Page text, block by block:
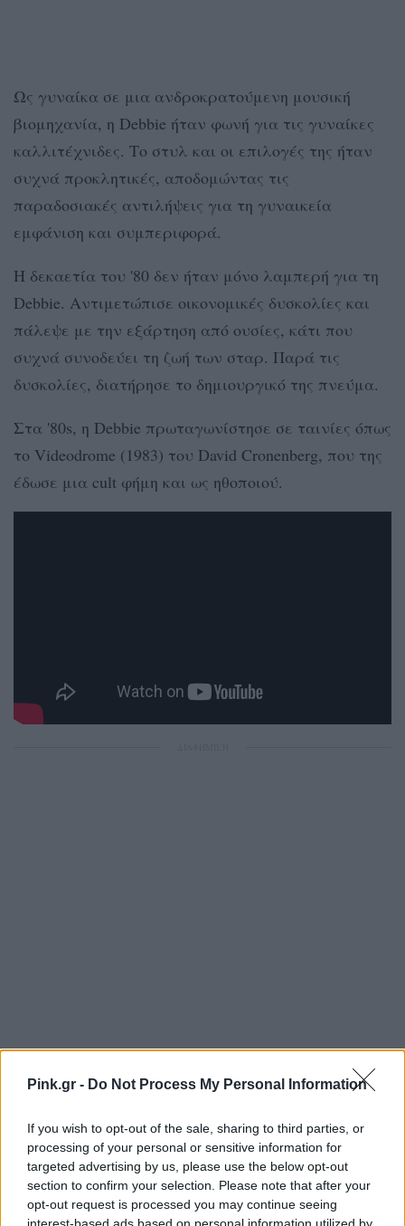
Pink.gr - Do Not Process My Personal Information
If you wish to opt-out of the sale, sharing to third parties, or
processing of your personal or sensitive information for
targeted advertising by us, please use the below opt-out
section to confirm your selection. Please note that after your
opt-out request is processed you may continue seeing
interest-based ads based on personal information utilized by
Ως γυναίκα σε μια ανδροκρατούμενη μουσική
βιομηχανία, η Debbie ήταν φωνή για τις γυναίκες
καλλιτέχνιδες. Το στυλ και οι επιλογές της ήταν
συχνά προκλητικές, αποδομώντας τις
παραδοσιακές αντιλήψεις για τη γυναικεία
εμφάνιση και συμπεριφορά.
Η δεκαετία του '80 δεν ήταν μόνο λαμπερή για τη
Debbie. Αντιμετώπισε οικονομικές δυσκολίες και
πάλεψε με την εξάρτηση από ουσίες, κάτι που
συχνά συνοδεύει τη ζωή των σταρ. Παρά τις
δυσκολίες, διατήρησε το δημιουργικό της πνεύμα.
Στα '80s, η Debbie πρωταγωνίστησε σε ταινίες όπως
το Videodrome (1983) του David Cronenberg, που της
έδωσε μια cult φήμη και ως ηθοποιού.
Ακολουθήστε το Pink.gr στοGoogle Newsκαι
μάθετε πρώτοι τα πιο hot νέα.